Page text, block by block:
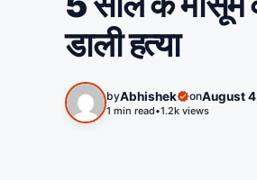
डाली हत्या
byAbhishek onAugust
1 min read•1.2k views